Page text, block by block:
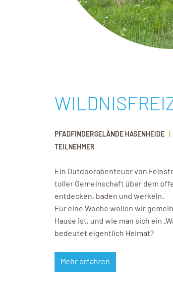
PFADFINDERGELÄNDE HASENHEIDE
TEILNEHMER
Ein Outdoorabenteuer von
toller Gemeinschaft über dem
entdecken, baden und werkeln.
Für eine Woche wollen wir
Hause ist, und wie man sich ein
bedeutet eigentlich Heimat?
Mehr erfahren